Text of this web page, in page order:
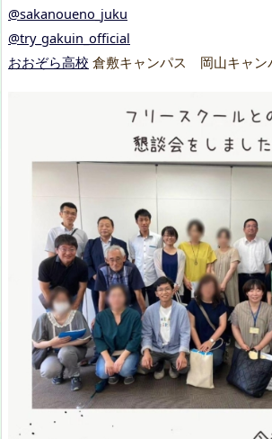
@sakanoueno_juku
@try_gakuin_official
おおぞら高校 倉敷キャンパス 岡山キャン